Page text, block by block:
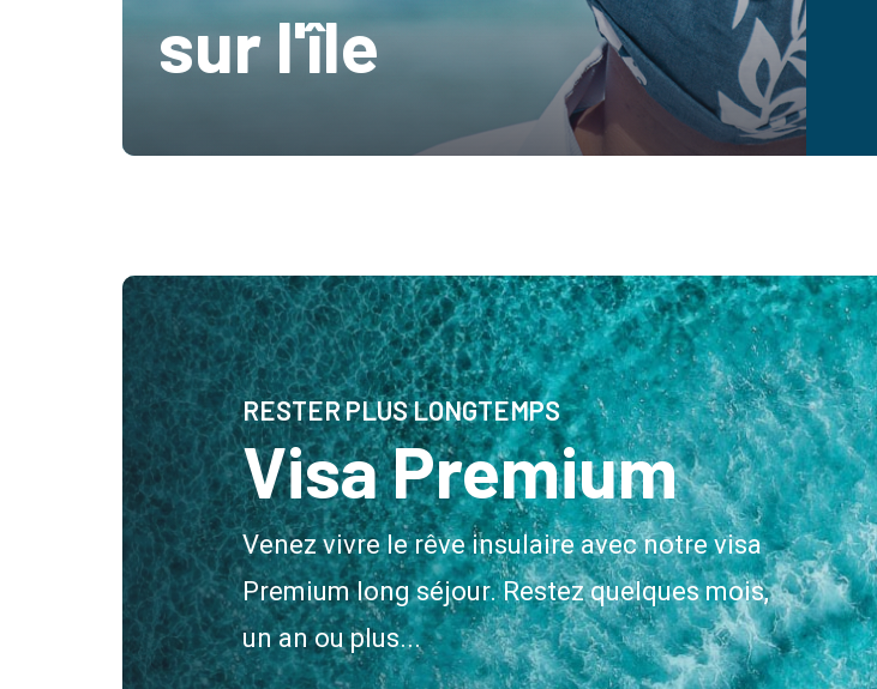
sur l'île
RESTER PLUS LONGTEMPS
Visa Premium
Venez vivre le rêve insulaire avec notre visa
Premium long séjour. Restez quelques mois,
un an ou plus...